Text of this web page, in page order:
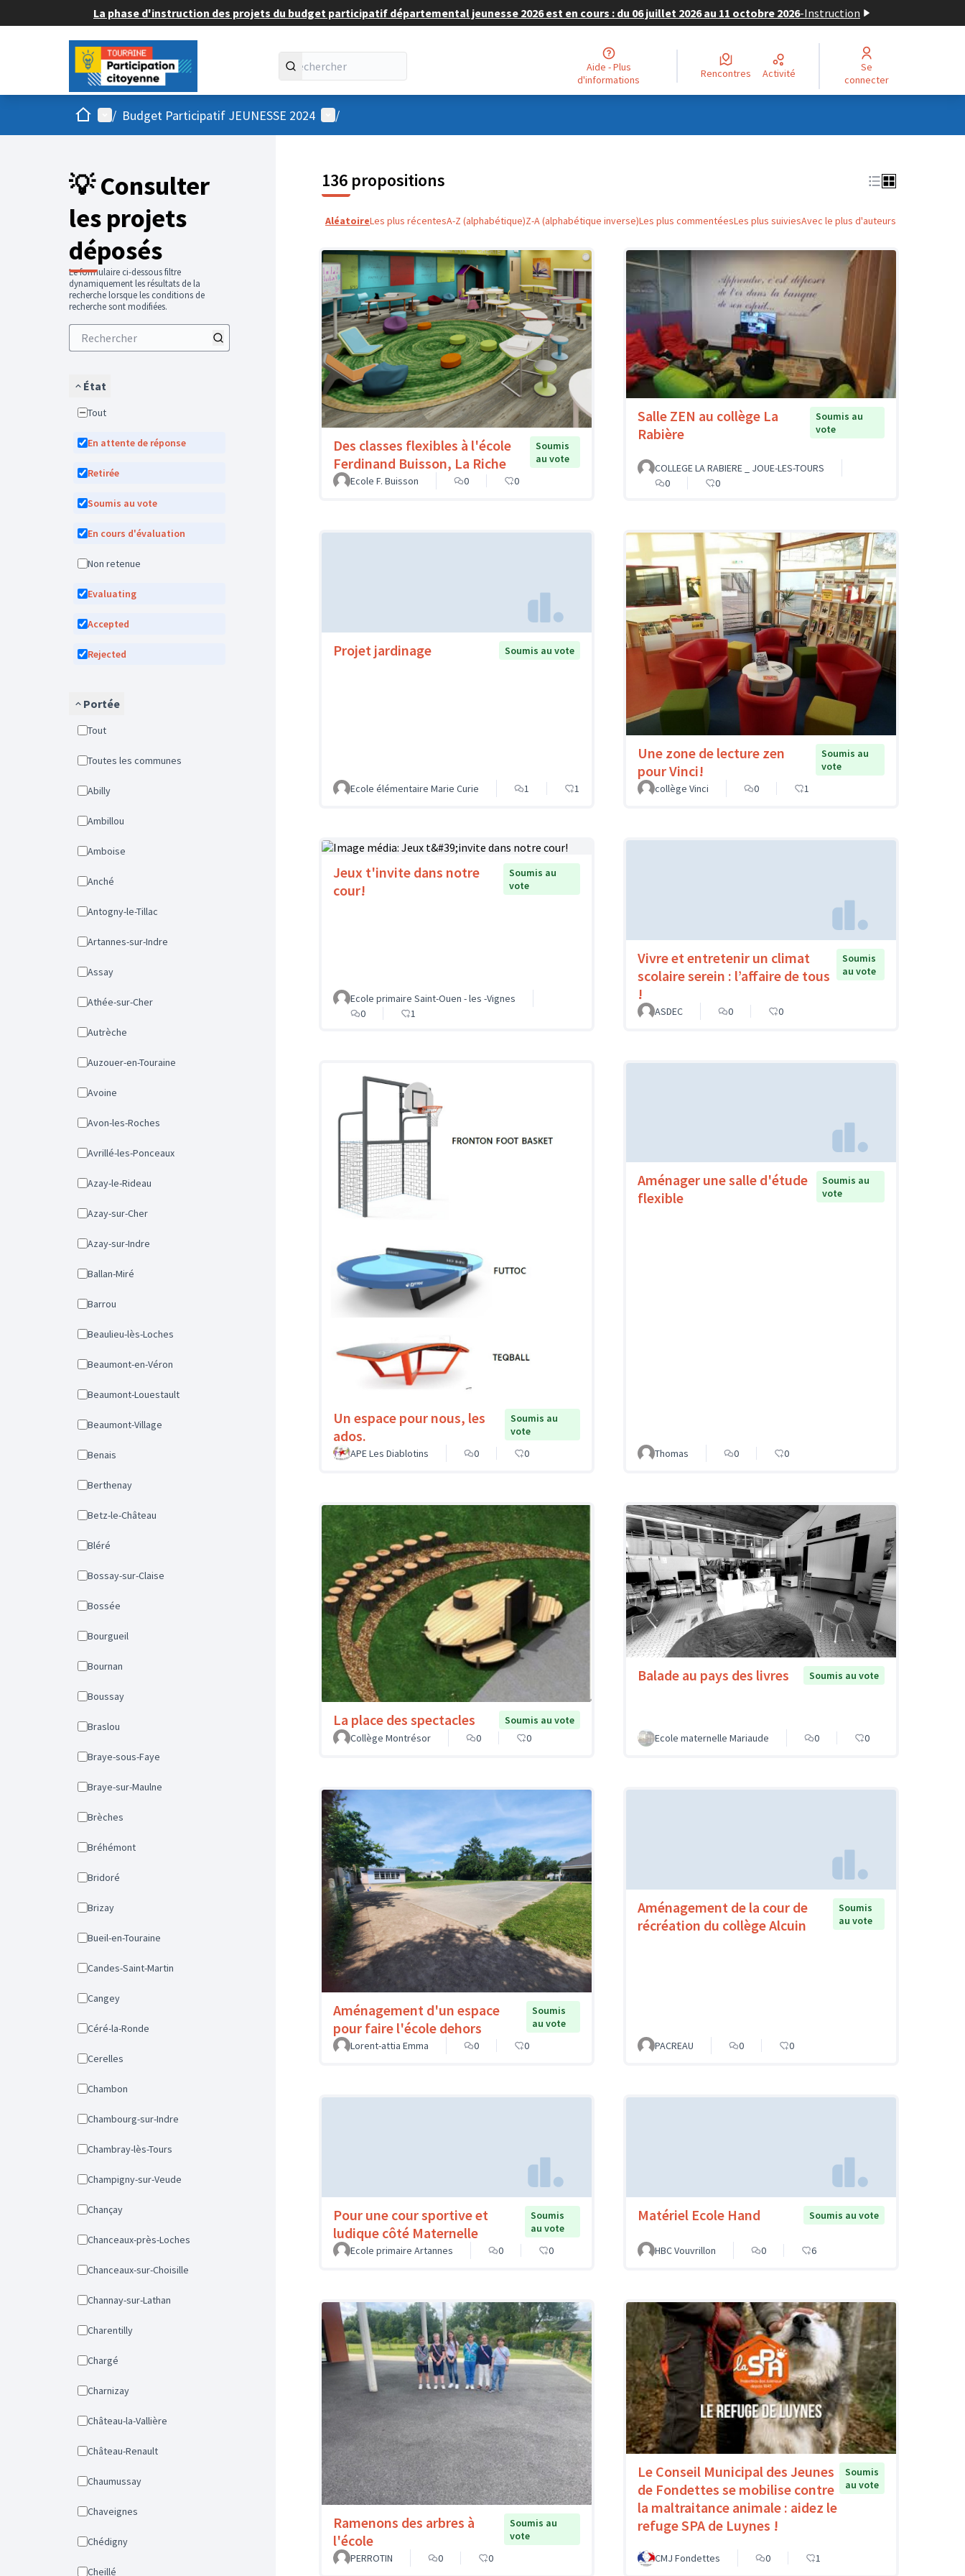
La phase d'instruction des projets du budget participatif départemental jeunesse 2026 est en cours : du 06 juillet 2026 au 11 octobre 2026-Instruction
Aide - Plus
d'informations
Rencontres Activité
Se
connecter
AccueilMenu principal
/ Budget Participatif JEUNESSE 2024 Menu utilisateur
/
💡 Consulter
les projets
déposés
Le formulaire ci-dessous filtre
dynamiquement les résultats de la
recherche lorsque les conditions de
recherche sont modifiées.
État
Tout
En attente de réponse
Retirée
Soumis au vote
En cours d'évaluation
Non retenue
Evaluating
Accepted
Rejected
Portée
Tout
Toutes les communes
Abilly
Ambillou
Amboise
Anché
Antogny-le-Tillac
Artannes-sur-Indre
Assay
Athée-sur-Cher
Autrèche
Auzouer-en-Touraine
Avoine
Avon-les-Roches
Avrillé-les-Ponceaux
Azay-le-Rideau
Azay-sur-Cher
Azay-sur-Indre
Ballan-Miré
Barrou
Beaulieu-lès-Loches
Beaumont-en-Véron
Beaumont-Louestault
Beaumont-Village
Benais
Berthenay
Betz-le-Château
Bléré
Bossay-sur-Claise
Bossée
Bourgueil
Bournan
Boussay
Braslou
Braye-sous-Faye
Braye-sur-Maulne
Brèches
Bréhémont
Bridoré
Brizay
Bueil-en-Touraine
Candes-Saint-Martin
Cangey
Céré-la-Ronde
Cerelles
Chambon
Chambourg-sur-Indre
Chambray-lès-Tours
Champigny-sur-Veude
Chançay
Chanceaux-près-Loches
Chanceaux-sur-Choisille
Channay-sur-Lathan
Charentilly
Chargé
Charnizay
Château-la-Vallière
Château-Renault
Chaumussay
Chaveignes
Chédigny
Cheillé
136 propositions
AléatoireLes plus récentesA-Z (alphabétique)Z-A (alphabétique inverse)Les plus commentéesLes plus suiviesAvec le plus d'auteurs
Des classes flexibles à l'école
Ferdinand Buisson, La Riche
Soumis
au vote
Ecole F. Buisson
0 0
Salle ZEN au collège La
Rabière
Soumis au
vote
COLLEGE LA RABIERE _ JOUE-LES-TOURS
0
0
Projet jardinage Soumis au vote
Ecole élémentaire Marie Curie 1 1
Une zone de lecture zen
pour Vinci!
Soumis au
vote
collège Vinci
0 1
Jeux t'invite dans notre
cour!
Soumis au
vote
Ecole primaire Saint-Ouen - les -Vignes
0
1
Vivre et entretenir un climat
scolaire serein : l’affaire de tous
!
Soumis
au vote
ASDEC 0 0
Un espace pour nous, les
ados.
Soumis au
vote
APE Les Diablotins
0 0
Aménager une salle d'étude
flexible
Soumis au
vote
Thomas 0 0
La place des spectacles
Soumis au vote
Collège Montrésor
0 0
Balade au pays des livres Soumis au vote
Ecole maternelle Mariaude 0 0
Aménagement d'un espace
pour faire l'école dehors
Soumis
au vote
Lorent-attia Emma
0 0
Aménagement de la cour de
récréation du collège Alcuin
Soumis
au vote
PACREAU 0 0
Pour une cour sportive et
ludique côté Maternelle
Soumis
au vote
Ecole primaire Artannes
0 0
Matériel Ecole Hand Soumis au vote
HBC Vouvrillon 0 6
Ramenons des arbres à
l'école
Soumis au
vote
PERROTIN
0 0
Le Conseil Municipal des Jeunes
de Fondettes se mobilise contre
la maltraitance animale : aidez le
refuge SPA de Luynes !
Soumis
au vote
CMJ Fondettes 0 1